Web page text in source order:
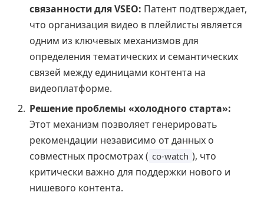
связанности для VSEO: Патент подтверждает,
что организация видео в плейлисты является
одним из ключевых механизмов для
определения тематических и семантических
связей между единицами контента на
видеоплатформе.
Решение проблемы «холодного старта»:
Этот механизм позволяет генерировать
рекомендации независимо от данных о
совместных просмотрах ( co-watch ), что
критически важно для поддержки нового и
нишевого контента.